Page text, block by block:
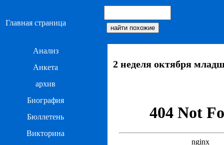
Главная страница
Анализ
Анкета
архив
Биография
Бюллетень
Викторина
2 неделя октября